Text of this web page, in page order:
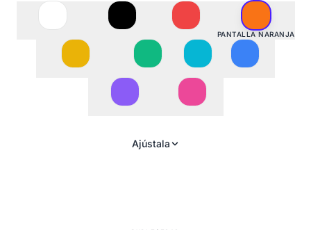
PANTALLA NARANJA
Ajústala